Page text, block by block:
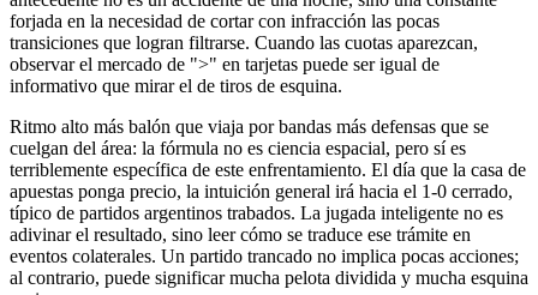
forjada en la necesidad de cortar con infracción las pocas
transiciones que logran filtrarse. Cuando las cuotas aparezcan,
observar el mercado de ">" en tarjetas puede ser igual de
informativo que mirar el de tiros de esquina.
Ritmo alto más balón que viaja por bandas más defensas que se
cuelgan del área: la fórmula no es ciencia espacial, pero sí es
terriblemente específica de este enfrentamiento. El día que la casa de
apuestas ponga precio, la intuición general irá hacia el 1-0 cerrado,
típico de partidos argentinos trabados. La jugada inteligente no es
adivinar el resultado, sino leer cómo se traduce ese trámite en
eventos colaterales. Un partido trancado no implica pocas acciones;
al contrario, puede significar mucha pelota dividida y mucha esquina